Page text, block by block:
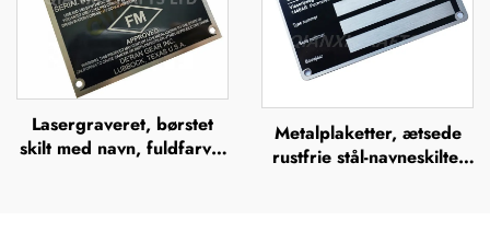
Lasergraveret, børstet
skilt med navn, fuldfarvet
Metalplaketter, ætsede
rustfrie stål-navneskilte,